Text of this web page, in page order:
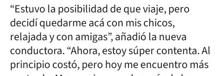
“Estuvo la posibilidad de que viaje, pero
decidí quedarme acá con mis chicos,
relajada y con amigas”, añadió la nueva
conductora. “Ahora, estoy súper contenta. Al
principio costó, pero hoy me encuentro más